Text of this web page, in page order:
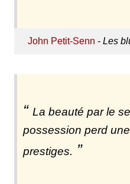
John Petit-Senn -Les
La beauté par le
possession perd
prestiges.